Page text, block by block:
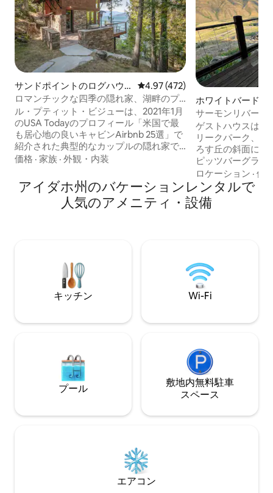
サンドポイントのログハウ
ス
レビュー472件、5つ星中4.97つ
4.97 (472)
ロマンチックな四季の隠れ家、湖畔のプ
ライベートな宝石
ル・プティット・ビジューは、2021年1月
のUSA Todayのプロフィール「米国で最
も居心地の良いキャビンAirbnb 25選」で
紹介された典型的なカップルの隠れ家で
す。 このキャビンからはペンドオレイル
す。 最高級の素材で建てられ、家具もそ
れに合わせて揃えられています。 湖畔。
専用ドック。静かです。 オプションで、
るリクエストは数十件ありますが、残念
ながらそれぞれを断らなければなりませ
価格 · 家族 · 外観・内装
ホワイトバードの
サーモンリバーバ
ゲストハウスはサ
リークパーク、
ろす丘の斜面にあ
ピッツバーグラン
キャニオンのボー
です。 どちらの
ィング、釣りに最
ムのゲストハウス
万ドルの景色を楽
専用デッキもあり
ロケーション ·価
アイダホ州のバケーションレンタルで
人気のアメニティ・設備
キッチン Wi-Fi
プール
敷地内無料駐⁠車
ス⁠ペ⁠ー⁠ス
エアコン